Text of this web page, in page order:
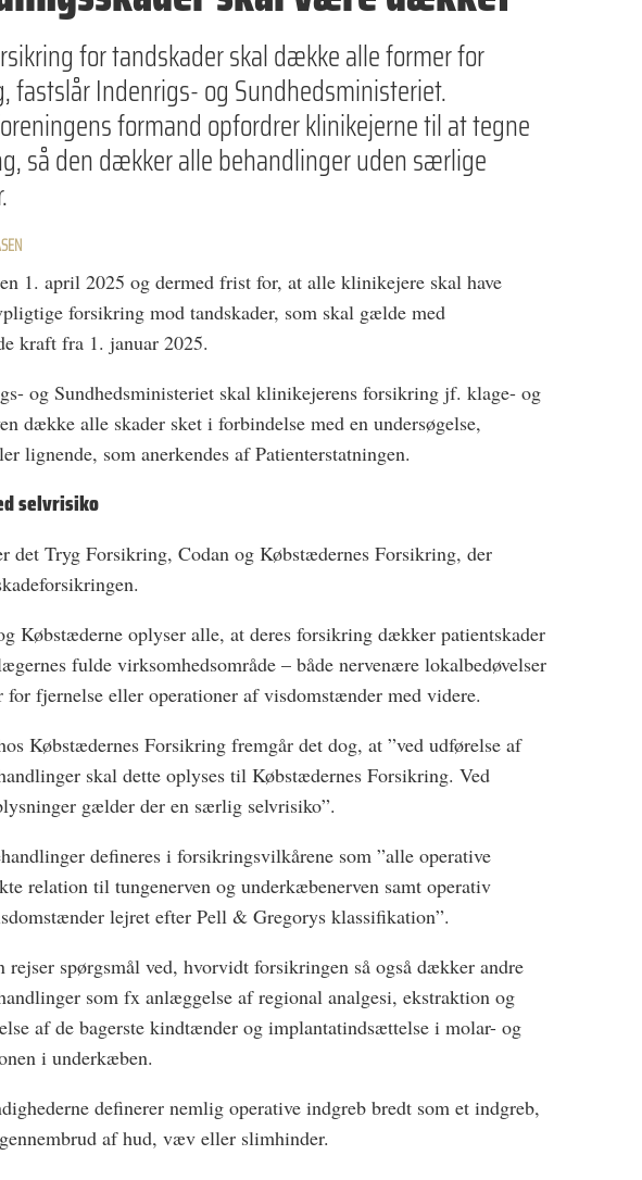
for tandskader skal dække alle former for
fastslår Indenrigs- og Sundhedsministeriet.
formand opfordrer klinikejerne til at tegne
så den dækker alle behandlinger uden særlige
1. april 2025 og dermed frist for, at alle klinikejere skal have
forsikring mod tandskader, som skal gælde med
kraft fra 1. januar 2025.
og Sundhedsministeriet skal klinikejerens forsikring jf. klage- og
dække alle skader sket i forbindelse med en undersøgelse,
lignende, som anerkendes af Patienterstatningen.
selvrisiko
det Tryg Forsikring, Codan og Købstædernes Forsikring, der
Købstæderne oplyser alle, at deres forsikring dækker patientskader
fulde virksomhedsområde – både nervenære lokalbedøvelser
for fjernelse eller operationer af visdomstænder med videre.
Købstædernes Forsikring fremgår det dog, at ”ved udførelse af
skal dette oplyses til Købstædernes Forsikring. Ved
gælder der en særlig selvrisiko”.
defineres i forsikringsvilkårene som ”alle operative
relation til tungenerven og underkæbenerven samt operativ
lejret efter Pell & Gregorys klassifikation”.
rejser spørgsmål ved, hvorvidt forsikringen så også dækker andre
som fx anlæggelse af regional analgesi, ekstraktion og
af de bagerste kindtænder og implantatindsættelse i molar- og
i underkæben.
definerer nemlig operative indgreb bredt som et indgreb,
af hud, væv eller slimhinder.